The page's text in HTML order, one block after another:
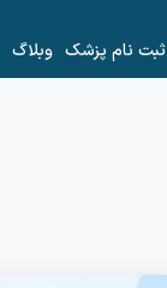
ثبت نام پزشک وبلاگ